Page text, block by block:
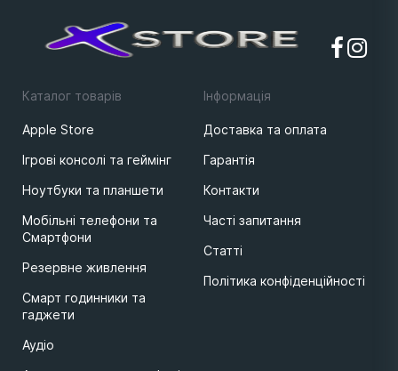
Каталог товарів
Apple Store
Ігрові консолі та геймінг
Ноутбуки та планшети
Мобільні телефони та
Смартфони
Резервне живлення
Смарт годинники та
гаджети
Аудіо
Iнформацiя
Доставка та оплата
Гарантія
Контакти
Часті запитання
Статті
Політика конфіденційності